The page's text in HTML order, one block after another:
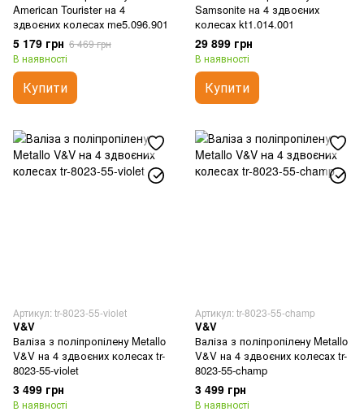
American Tourister на 4
здвоєних колесах me5.096.901
5 179 грн 6 469 грн
В наявності
Купити
Samsonite на 4 здвоєних
колесах kt1.014.001
29 899 грн
В наявності
Купити
Артикул: tr-8023-55-violet
V&V
Валіза з поліпропілену Metallo
V&V на 4 здвоєних колесах tr-
8023-55-violet
3 499 грн
В наявності
Артикул: tr-8023-55-champ
V&V
Валіза з поліпропілену Metallo
V&V на 4 здвоєних колесах tr-
8023-55-champ
3 499 грн
В наявності